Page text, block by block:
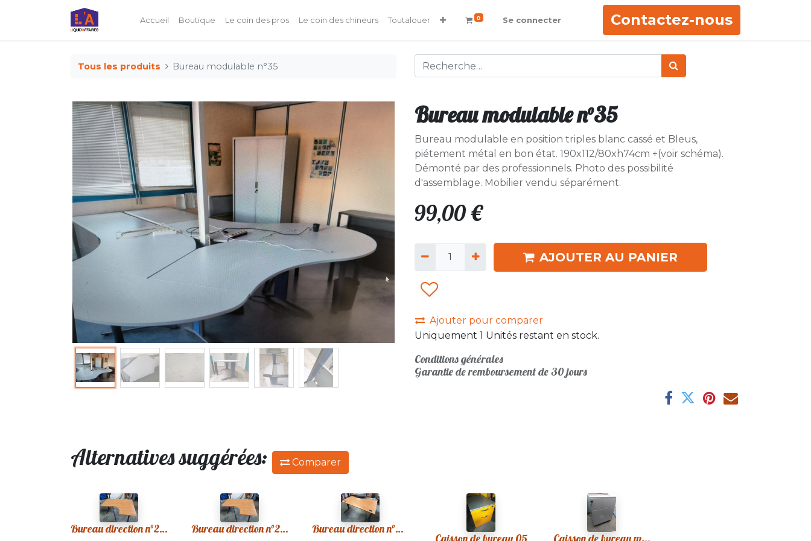
Accueil Boutique Le coin des pros Le coin des chineurs Toutalouer 0 Se connecter Contactez-nous
Tous les produits Bureau modulable n°35
Bureau modulable n°35
Bureau modulable en position triples blanc cassé et Bleus,
piétement métal en bon état. 190x112/80xh74cm +(voir schéma).
Démonté par des professionnels. Photo des possibilité
d'assemblage. Mobilier vendu séparément.
99,00€
AJOUTER AU PANIER
Ajouter pour comparer
Uniquement 1 Unités restant en stock.
Conditions générales
Garantie de remboursement de 30 jours
Alternatives suggérées: Comparer
Bureau direction n°20 1 élément Bureau direction n°21 1 élément Bureau direction n°32 1 élément
Caisson de bureau 05 Caisson de bureau métal gris